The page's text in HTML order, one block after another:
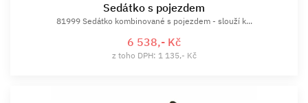
Sedátko s pojezdem
81999 Sedátko kombinované s pojezdem - slouží k...
6 538,- Kč
z toho DPH: 1 135,- Kč